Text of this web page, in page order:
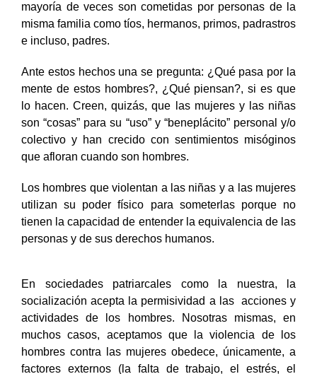
mayoría de veces son cometidas por personas de la
misma familia como tíos, hermanos, primos, padrastros
e incluso, padres.
Ante estos hechos una se pregunta: ¿Qué pasa por la
mente de estos hombres?, ¿Qué piensan?, si es que
lo hacen. Creen, quizás, que las mujeres y las niñas
son “cosas” para su “uso” y “beneplácito” personal y/o
colectivo y han crecido con sentimientos misóginos
que afloran cuando son hombres.
Los hombres que violentan a las niñas y a las mujeres
utilizan su poder físico para someterlas porque no
tienen la capacidad de entender la equivalencia de las
personas y de sus derechos humanos.
En sociedades patriarcales como la nuestra, la
socialización acepta la permisividad a las acciones y
actividades de los hombres. Nosotras mismas, en
muchos casos, aceptamos que la violencia de los
hombres contra las mujeres obedece, únicamente, a
factores externos (la falta de trabajo, el estrés, el